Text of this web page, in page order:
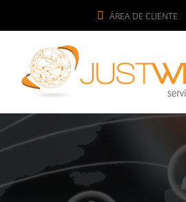
ÁREA DE CLIENTE